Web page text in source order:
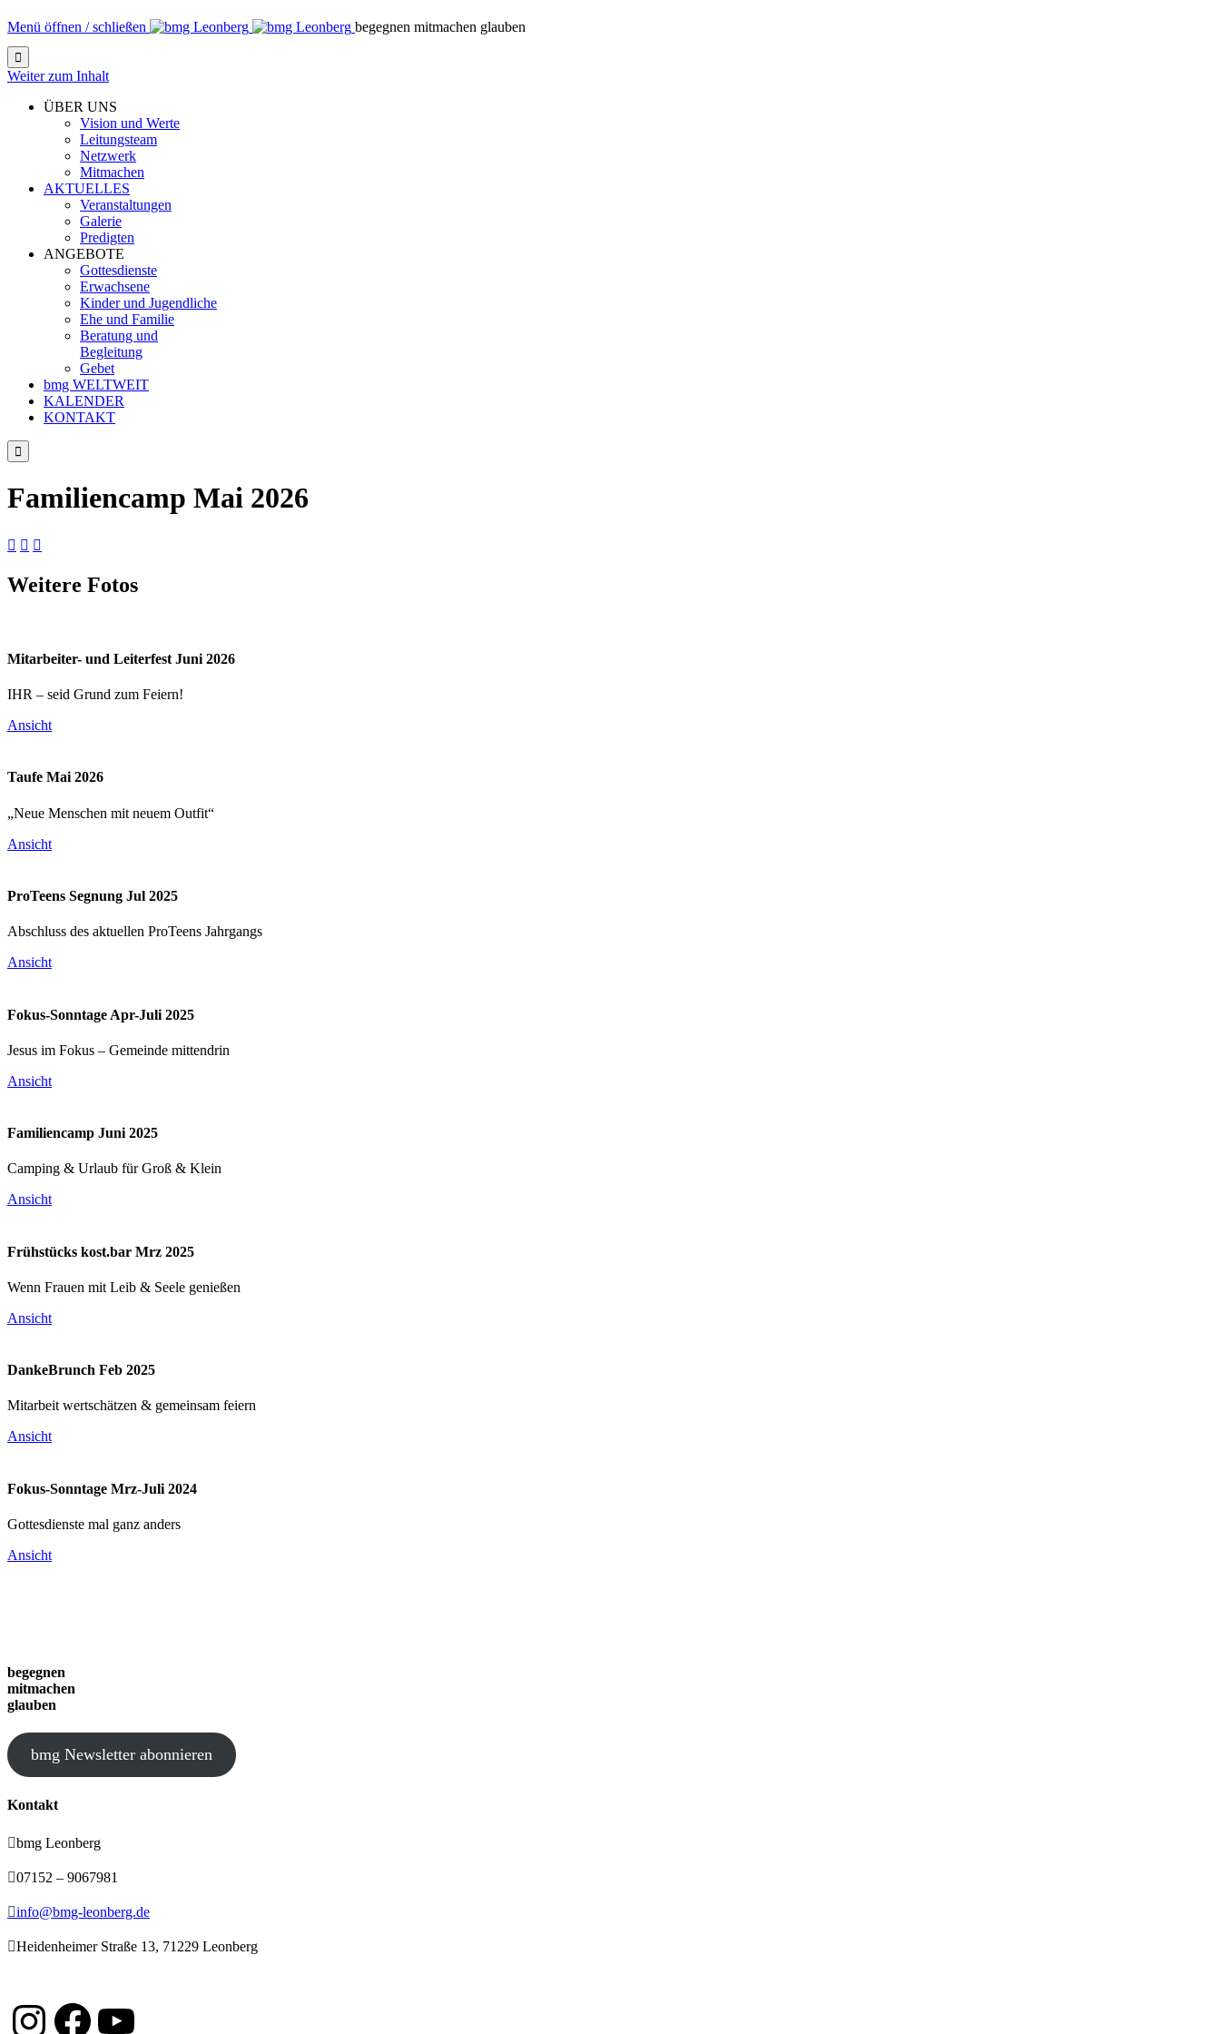
Menü öffnen / schließen begegnen mitmachen glauben

Weiter zum Inhalt
ÜBER UNS
Vision und Werte
Leitungsteam
Netzwerk
Mitmachen
AKTUELLES
Veranstaltungen
Galerie
Predigten
ANGEBOTE
Gottesdienste
Erwachsene
Kinder und Jugendliche
Ehe und Familie
Beratung und
Begleitung
Gebet
bmg WELTWEIT
KALENDER
KONTAKT

Familiencamp Mai 2026
  
Weitere Fotos
Mitarbeiter- und Leiterfest Juni 2026
IHR – seid Grund zum Feiern!
Ansicht
Taufe Mai 2026
„Neue Menschen mit neuem Outfit“
Ansicht
ProTeens Segnung Jul 2025
Abschluss des aktuellen ProTeens Jahrgangs
Ansicht
Fokus-Sonntage Apr-Juli 2025
Jesus im Fokus – Gemeinde mittendrin
Ansicht
Familiencamp Juni 2025
Camping & Urlaub für Groß & Klein
Ansicht
Frühstücks kost.bar Mrz 2025
Wenn Frauen mit Leib & Seele genießen
Ansicht
DankeBrunch Feb 2025
Mitarbeit wertschätzen & gemeinsam feiern
Ansicht
Fokus-Sonntage Mrz-Juli 2024
Gottesdienste mal ganz anders
Ansicht
begegnen
mitmachen
glauben
bmg Newsletter abonnieren
Kontakt
bmg Leonberg
07152 – 9067981
info@bmg-leonberg.de
Heidenheimer Straße 13, 71229 Leonberg
Instagram
Facebook
YouTube